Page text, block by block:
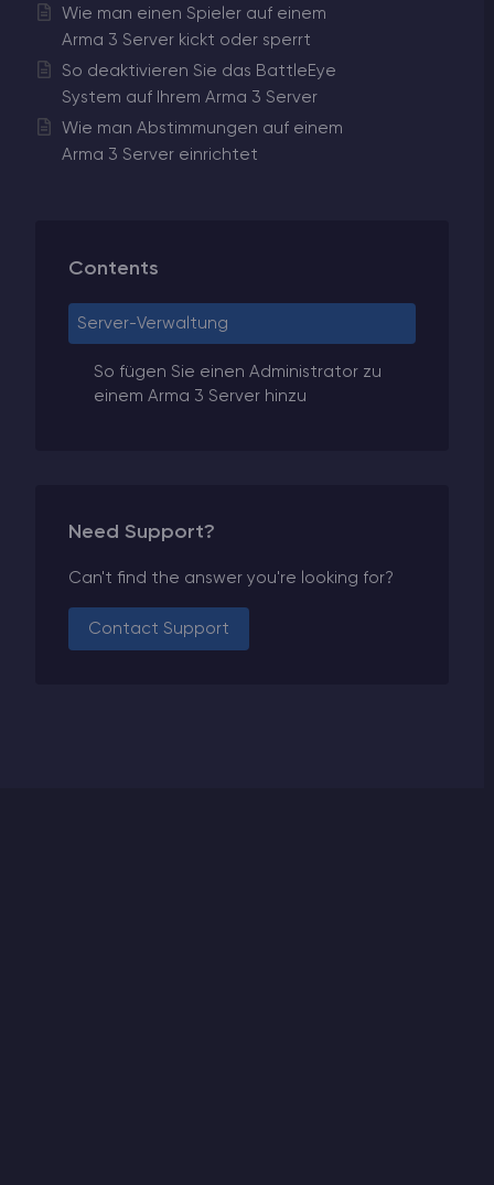
Wie man einen Spieler auf einem
Arma 3 Server kickt oder sperrt
So deaktivieren Sie das BattleEye
System auf Ihrem Arma 3 Server
Wie man Abstimmungen auf einem
Arma 3 Server einrichtet
Contents
Server-Verwaltung
So fügen Sie einen Administrator zu
einem Arma 3 Server hinzu
Need Support?
Can't find the answer you're looking for?
Contact Support